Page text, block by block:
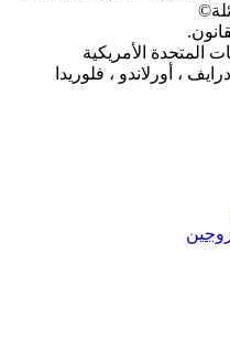
ليك هارت درايف ، أورلاندو ، فلوريدا